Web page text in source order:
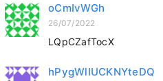
oCmIvWGh
26/07/2022
LQpCZafTocX
hPygWlIUCKNYteDQ